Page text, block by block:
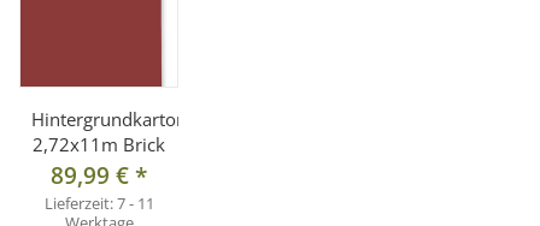
Hintergrundkarton
2,72x11m Brick
89,99 €*
Lieferzeit:7 - 11